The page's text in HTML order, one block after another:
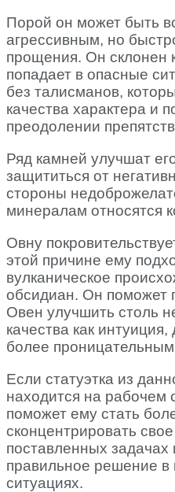
Порой он может быть
агрессивным, но
прощения. Он склонен
попадает в опасные
без талисманов,
качества характера и
преодолении
Ряд камней улучшат
защититься от
стороны
минералам относятся
Овну
этой причине ему
вулканическое
обсидиан. Он поможет
Овен улучшить столь
качества как
более
Если статуэтка из
находится на рабочем
поможет ему стать
сконцентрировать
поставленных задачах
правильное решение в
ситуациях.